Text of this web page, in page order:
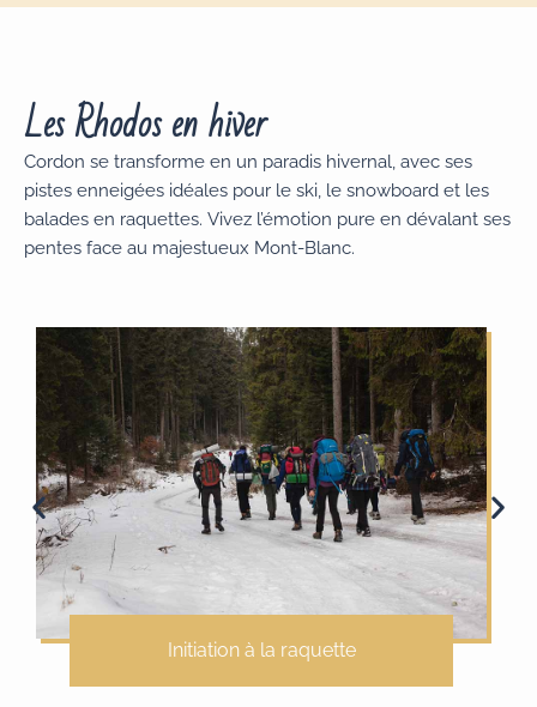
Les Rhodos en hiver
Cordon se transforme en un paradis hivernal, avec ses
pistes enneigées idéales pour le ski, le snowboard et les
balades en raquettes. Vivez l’émotion pure en dévalant ses
pentes face au majestueux Mont-Blanc.
Initiation à la raquette